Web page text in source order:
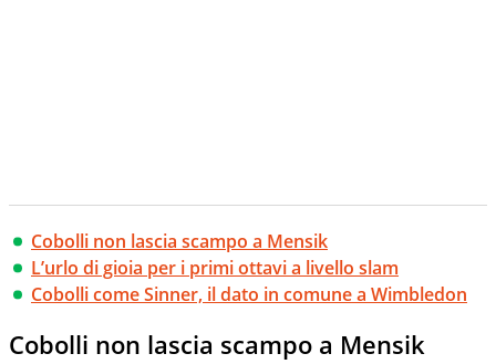
Cobolli non lascia scampo a Mensik
L’urlo di gioia per i primi ottavi a livello slam
Cobolli come Sinner, il dato in comune a Wimbledon
Cobolli non lascia scampo a Mensik